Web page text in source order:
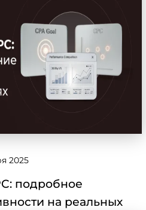
2025
подробное
на реальных